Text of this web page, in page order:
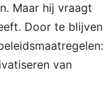
Maar hij vraagt
Door te blijven
van